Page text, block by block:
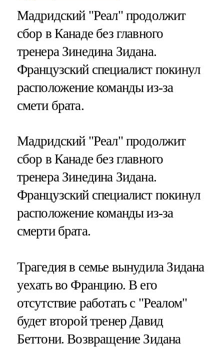
Мадридский "Реал" продолжит
сбор в Канаде без главного
тренера Зинедина Зидана.
Французский специалист покинул
расположение команды из-за
смети брата.
Мадридский "Реал" продолжит
сбор в Канаде без главного
тренера Зинедина Зидана.
Французский специалист покинул
расположение команды из-за
смерти брата.
Трагедия в семье вынудила Зидана
уехать во Францию. В его
отсутствие работать с "Реалом"
будет второй тренер Давид
Беттони. Возвращение Зидана